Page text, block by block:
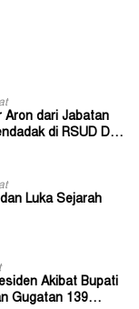
Aron dari Jabatan
di RSUD Dok
Luka Sejarah
Akibat Bupati
Gugatan 139